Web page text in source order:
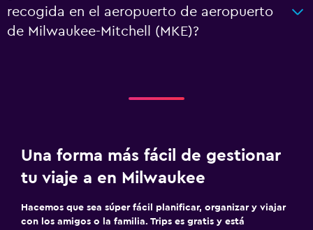
recogida en el aeropuerto de aeropuerto
de Milwaukee-Mitchell (MKE)?
Una forma más fácil de gestionar
tu viaje a en Milwaukee
Hacemos que sea súper fácil planificar, organizar y viajar
con los amigos o la familia. Trips es gratis y está